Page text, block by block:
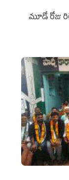
మూడో రోజు